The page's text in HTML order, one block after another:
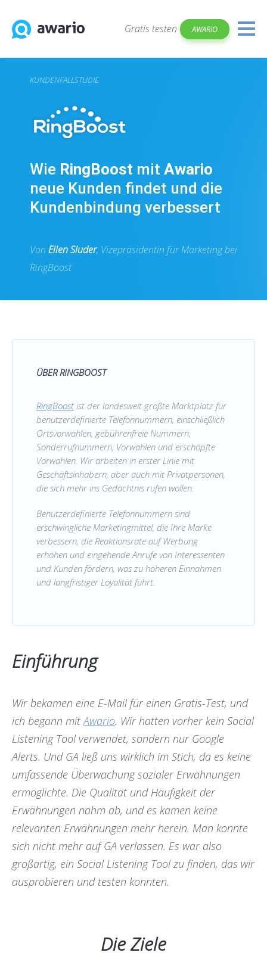
Gratis testen AWARIO
KUNDENFALLSTUDIE
Wie RingBoost mit Awario
neue Kunden findet und die
Kundenbindung verbessert
Von Ellen Sluder, Vizepräsidentin für Marketing bei
RingBoost
ÜBER RINGBOOST
RingBoost ist der landesweit größte Marktplatz für
benutzerdefinierte Telefonnummern, einschließlich
Ortsvorwahlen, gebührenfreie Nummern,
Sonderrufnummern, Vorwahlen und erschöpfte
Vorwahlen. Wir arbeiten in erster Linie mit
Geschäftsinhabern, aber auch mit Privatpersonen,
die sich mehr ins Gedächtnis rufen wollen.
Benutzerdefinierte Telefonnummern sind
erschwingliche Marketingmittel, die Ihre Marke
verbessern, die Reaktionsrate auf Werbung
erhöhen und eingehende Anrufe von Interessenten
und Kunden fördern, was zu höheren Einnahmen
und langfristiger Loyalität führt.
Einführung
Wir bekamen eine E-Mail für einen Gratis-Test, und
ich begann mit Awario. Wir hatten vorher kein Social
Listening Tool verwendet, sondern nur Google
Alerts. Und GA ließ uns wirklich im Stich, da es keine
umfassende Überwachung sozialer Erwähnungen
ermöglichte. Die Qualität und Häufigkeit der
Erwähnungen nahm ab, und es kamen keine
relevanten Erwähnungen mehr herein. Man konnte
sich nicht mehr auf GA verlassen. Es war also
großartig, ein Social Listening Tool zu finden, das wir
ausprobieren und testen konnten.
Die Ziele